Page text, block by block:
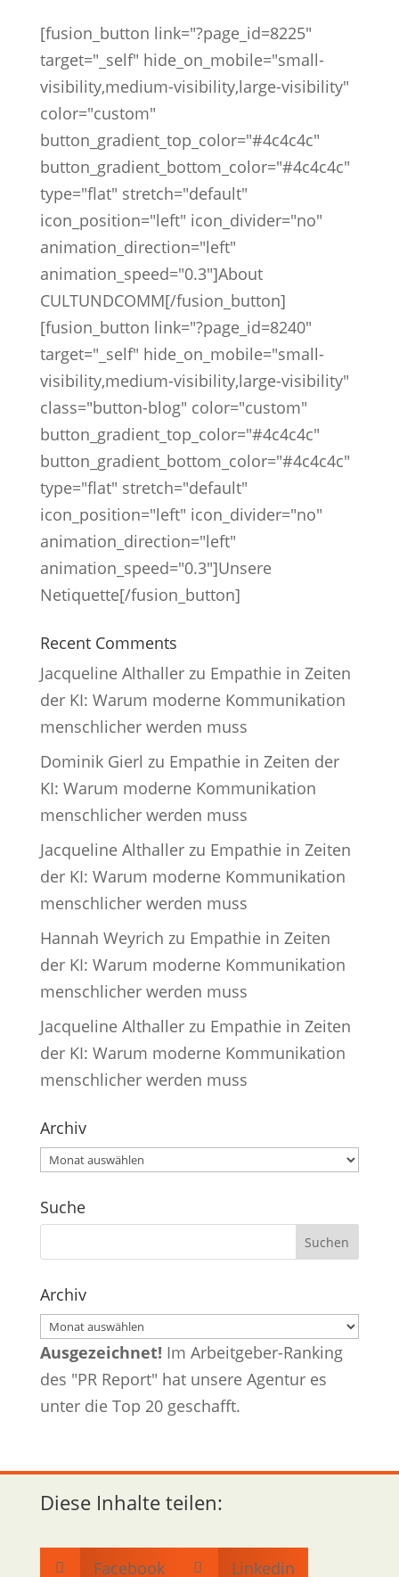
[fusion_button link="?page_id=8225"
target="_self" hide_on_mobile="small-
visibility,medium-visibility,large-visibility"
color="custom"
button_gradient_top_color="#4c4c4c"
button_gradient_bottom_color="#4c4c4c"
type="flat" stretch="default"
icon_position="left" icon_divider="no"
animation_direction="left"
animation_speed="0.3"]About
CULTUNDCOMM[/fusion_button]
[fusion_button link="?page_id=8240"
target="_self" hide_on_mobile="small-
visibility,medium-visibility,large-visibility"
class="button-blog" color="custom"
button_gradient_top_color="#4c4c4c"
button_gradient_bottom_color="#4c4c4c"
type="flat" stretch="default"
icon_position="left" icon_divider="no"
animation_direction="left"
animation_speed="0.3"]Unsere
Netiquette[/fusion_button]
Recent Comments
Jacqueline Althallerzu Empathie in Zeiten
der KI: Warum moderne Kommunikation
menschlicher werden muss
Dominik Gierl zu Empathie in Zeiten der
KI: Warum moderne Kommunikation
menschlicher werden muss
Jacqueline Althallerzu Empathie in Zeiten
der KI: Warum moderne Kommunikation
menschlicher werden muss
Hannah Weyrich zu Empathie in Zeiten
der KI: Warum moderne Kommunikation
menschlicher werden muss
Jacqueline Althallerzu Empathie in Zeiten
der KI: Warum moderne Kommunikation
menschlicher werden muss
Archiv
Archiv
Suche
Archiv
Archiv
Ausgezeichnet! Im Arbeitgeber-Ranking
des "PR Report" hat unsere Agentur es
unter die Top 20 geschafft.
Diese Inhalte teilen:
 Facebook  Linkedin